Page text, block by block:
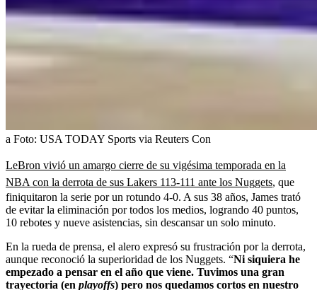
a Foto: USA TODAY Sports via Reuters Con
LeBron vivió un amargo cierre de su vigésima temporada en la
NBA con la derrota de sus Lakers 113-111 ante los Nuggets, que
finiquitaron la serie por un rotundo 4-0. A sus 38 años, James trató
de evitar la eliminación por todos los medios, logrando 40 puntos,
10 rebotes y nueve asistencias, sin descansar un solo minuto.
En la rueda de prensa, el alero expresó su frustración por la derrota,
aunque reconoció la superioridad de los Nuggets. “Ni siquiera he
empezado a pensar en el año que viene. Tuvimos una gran
trayectoria (en playoffs) pero nos quedamos cortos en nuestro